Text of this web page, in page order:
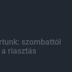
szombattól
riasztás